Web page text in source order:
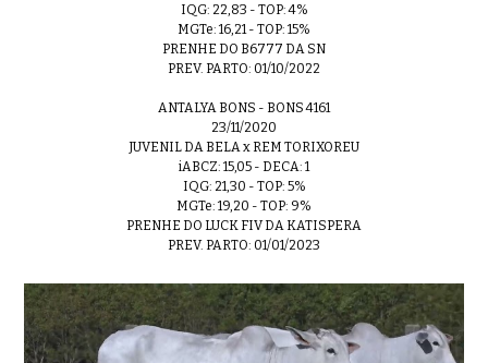
IQG: 22,83 - TOP: 4%
MGTe: 16,21 - TOP: 15%
PRENHE DO B6777 DA SN
PREV. PARTO: 01/10/2022
ANTALYA BONS - BONS 4161
23/11/2020
JUVENIL DA BELA x REM TORIXOREU
iABCZ: 15,05 - DECA: 1
IQG: 21,30 - TOP: 5%
MGTe: 19,20 - TOP: 9%
PRENHE DO LUCK FIV DA KATISPERA
PREV. PARTO: 01/01/2023